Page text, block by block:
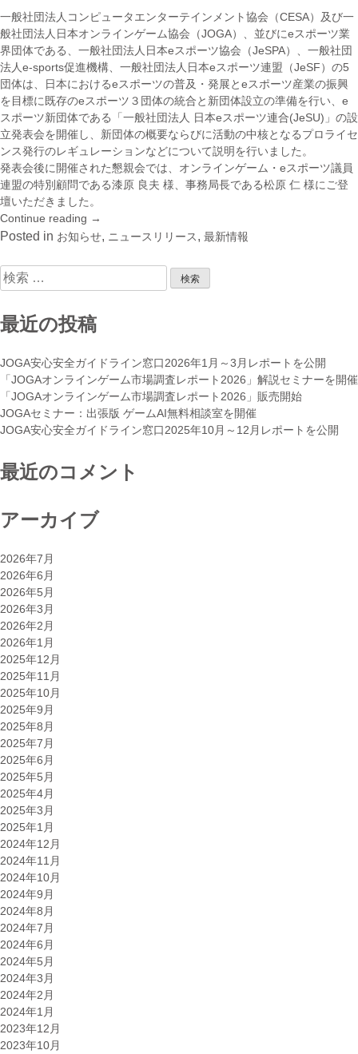
レ
ポ
ー
ト
公
開”
一般社団法人コンピュータエンターテインメント協会（CESA）及び一
般社団法人日本オンラインゲーム協会（JOGA）、並びにeスポーツ業
界団体である、一般社団法人日本eスポーツ協会（JeSPA）、一般社団
法人e‐sports促進機構、一般社団法人日本eスポーツ連盟（JeSF）の5
団体は、日本におけるeスポーツの普及・発展とeスポーツ産業の振興
を目標に既存のeスポーツ３団体の統合と新団体設立の準備を行い、e
スポーツ新団体である「一般社団法人 日本eスポーツ連合(JeSU)」の設
立発表会を開催し、新団体の概要ならびに活動の中核となるプロライセ
ンス発行のレギュレーションなどについて説明を行いました。
発表会後に開催された懇親会では、オンラインゲーム・eスポーツ議員
連盟の特別顧問である漆原 良夫 様、事務局長である松原 仁 様にご登
壇いただきました。
Continue reading “「日
本
ス
ツ
連
（JeSU）」
設
立
発
表
→
Posted in お知らせ, ニュースリリース, 最新情報
検
索:
最近の投稿
JOGA安心安全ガイドライン窓口2026年1月～3月レポートを公開
「JOGAオンラインゲーム市場調査レポート2026」解説セミナーを開催
「JOGAオンラインゲーム市場調査レポート2026」販売開始
JOGAセミナー：出張版 ゲームAI無料相談室を開催
JOGA安心安全ガイドライン窓口2025年10月～12月レポートを公開
最近のコメント
アーカイブ
2026年7月
2026年6月
2026年5月
2026年3月
2026年2月
2026年1月
2025年12月
2025年11月
2025年10月
2025年9月
2025年8月
2025年7月
2025年6月
2025年5月
2025年4月
2025年3月
2025年1月
2024年12月
2024年11月
2024年10月
2024年9月
2024年8月
2024年7月
2024年6月
2024年5月
2024年3月
2024年2月
2024年1月
2023年12月
2023年10月